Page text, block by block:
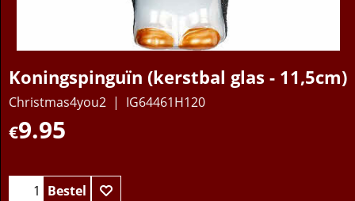
Koningspinguïn (kerstbal glas - 11,5cm)
Christmas4you2 IG64461H120
€9.95
Bestel